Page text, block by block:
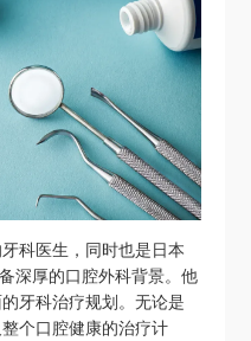
科医生，同时也是日本
深厚的口腔外科背景。他
牙科治疗规划。无论是
个口腔健康的治疗计